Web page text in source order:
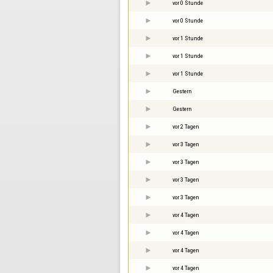
vor 0 Stunde
vor 0 Stunde
vor 1 Stunde
vor 1 Stunde
vor 1 Stunde
Gestern
Gestern
vor 2 Tagen
vor 3 Tagen
vor 3 Tagen
vor 3 Tagen
vor 3 Tagen
vor 4 Tagen
vor 4 Tagen
vor 4 Tagen
vor 4 Tagen